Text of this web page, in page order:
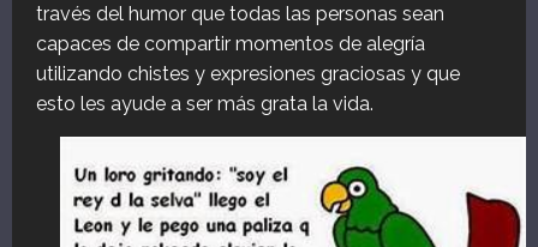
través del humor que todas las personas sean
capaces de compartir momentos de alegría
utilizando chistes y expresiones graciosas y que
esto les ayude a ser más grata la vida.